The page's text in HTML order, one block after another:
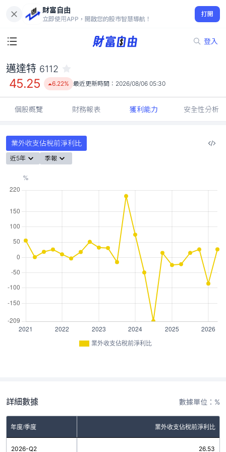
財富自由
立即使用APP，開啟您的股市智慧導航！
打開
登入
45.25
6.22%
邁達特 6112
45.25 6.22% 最近更新時間： 2026/08/06 05:30
個股概覽 財務報表 獲利能力 安全性分析
業外收支佔稅前淨利比
近5年 季報
業外收支佔稅前淨利比
詳細數據 數據單位：%
年度/季度 業外收支佔稅前淨利比
2026-Q2 26.53